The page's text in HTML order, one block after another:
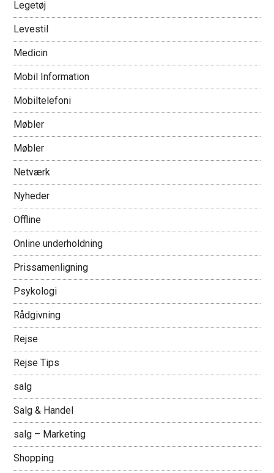
Legetøj
Levestil
Medicin
Mobil Information
Mobiltelefoni
Møbler
Møbler
Netværk
Nyheder
Offline
Online underholdning
Prissamenligning
Psykologi
Rådgivning
Rejse
Rejse Tips
salg
Salg & Handel
salg – Marketing
Shopping